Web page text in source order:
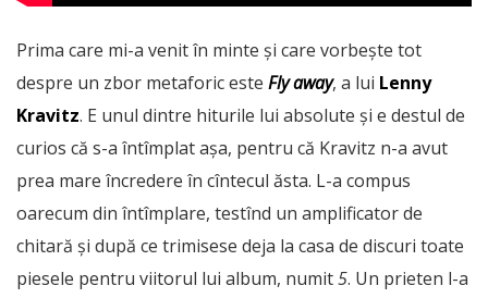
Prima care mi-a venit în minte și care vorbește tot
despre un zbor metaforic este Fly away, a lui Lenny
Kravitz. E unul dintre hiturile lui absolute și e destul de
curios că s-a întîmplat așa, pentru că Kravitz n-a avut
prea mare încredere în cîntecul ăsta. L-a compus
oarecum din întîmplare, testînd un amplificator de
chitară și după ce trimisese deja la casa de discuri toate
piesele pentru viitorul lui album, numit5. Un prieten l-a